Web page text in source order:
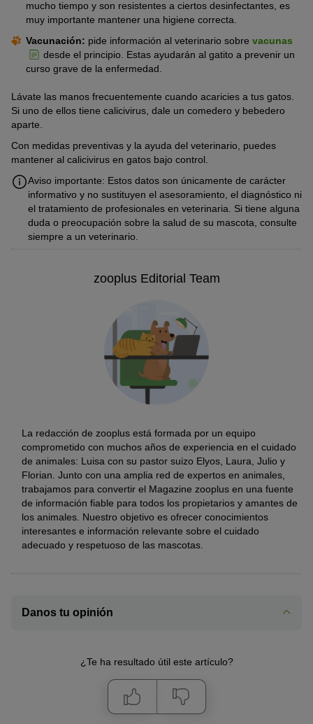
inhalación o infusión.
otros gatos?
mutuamente es grande. Por eso, es importante aislar al gato
enfermo hasta que el veterinario te dé más instrucciones.
mucho tiempo y son resistentes a ciertos desinfectantes, es
muy importante mantener una higiene correcta.
Vacunación: pide información al veterinario sobre vacunas
desde el principio. Estas ayudarán al gatito a prevenir un
curso grave de la enfermedad.
Lávate las manos frecuentemente cuando acaricies a tus gatos.
Si uno de ellos tiene calicivirus, dale un comedero y bebedero
aparte.
Con medidas preventivas y la ayuda del veterinario, puedes
mantener al calicivirus en gatos bajo control.
Aviso importante: Estos datos son únicamente de carácter
informativo y no sustituyen el asesoramiento, el diagnóstico ni
el tratamiento de profesionales en veterinaria. Si tiene alguna
duda o preocupación sobre la salud de su mascota, consulte
siempre a un veterinario.
zooplus Editorial Team
La redacción de zooplus está formada por un equipo
comprometido con muchos años de experiencia en el cuidado
de animales: Luisa con su pastor suizo Elyos, Laura, Julio y
Florian. Junto con una amplia red de expertos en animales,
trabajamos para convertir el Magazine zooplus en una fuente
de información fiable para todos los propietarios y amantes de
los animales. Nuestro objetivo es ofrecer conocimientos
interesantes e información relevante sobre el cuidado
adecuado y respetuoso de las mascotas.
Danos tu opinión
¿Te ha resultado útil este artículo?